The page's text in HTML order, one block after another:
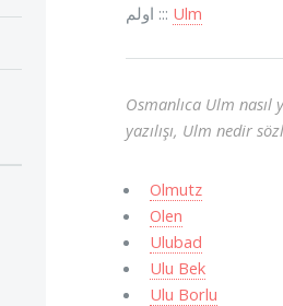
اولم ::: Ulm
Osmanlıca Ulm nasıl
yazılışı, Ulm nedir
Olmutz
Olen
Ulubad
Ulu Bek
Ulu Borlu